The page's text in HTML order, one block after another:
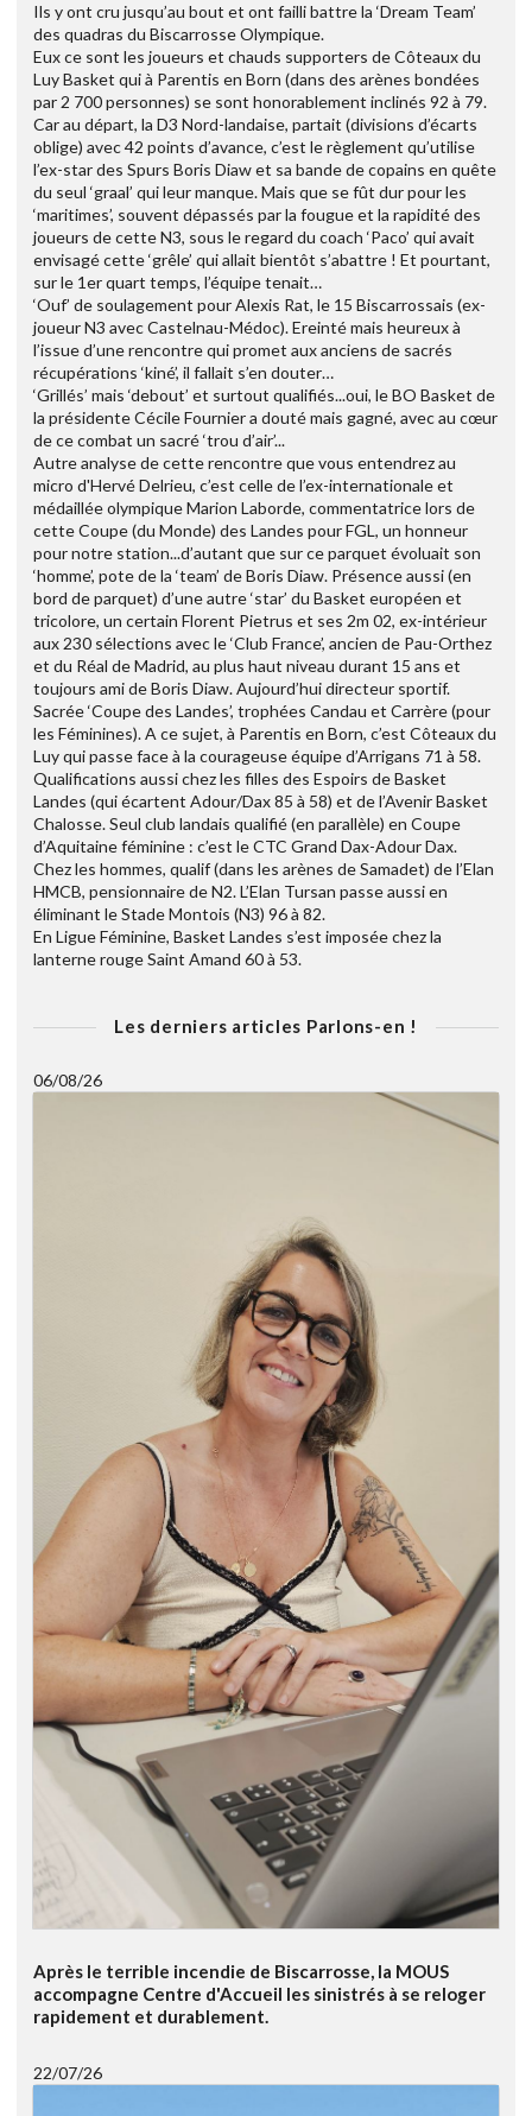
Ils y ont cru jusqu’au bout et ont failli battre la ‘Dream Team’
des quadras du Biscarrosse Olympique.
Eux ce sont les joueurs et chauds supporters de Côteaux du
Luy Basket qui à Parentis en Born (dans des arènes bondées
par 2 700 personnes) se sont honorablement inclinés 92 à 79.
Car au départ, la D3 Nord-landaise, partait (divisions d’écarts
oblige) avec 42 points d’avance, c’est le règlement qu’utilise
l’ex-star des Spurs Boris Diaw et sa bande de copains en quête
du seul ‘graal’ qui leur manque. Mais que se fût dur pour les
‘maritimes’, souvent dépassés par la fougue et la rapidité des
joueurs de cette N3, sous le regard du coach ‘Paco’ qui avait
envisagé cette ‘grêle’ qui allait bientôt s’abattre ! Et pourtant,
sur le 1er quart temps, l’équipe tenait…
‘Ouf’ de soulagement pour Alexis Rat, le 15 Biscarrossais (ex-
joueur N3 avec Castelnau-Médoc). Ereinté mais heureux à
l’issue d’une rencontre qui promet aux anciens de sacrés
récupérations ‘kiné’, il fallait s’en douter…
‘Grillés’ mais ‘debout’ et surtout qualifiés...oui, le BO Basket de
la présidente Cécile Fournier a douté mais gagné, avec au cœur
de ce combat un sacré ‘trou d’air’...
Autre analyse de cette rencontre que vous entendrez au
micro d'Hervé Delrieu, c’est celle de l’ex-internationale et
médaillée olympique Marion Laborde, commentatrice lors de
cette Coupe (du Monde) des Landes pour FGL, un honneur
pour notre station...d’autant que sur ce parquet évoluait son
‘homme’, pote de la ‘team’ de Boris Diaw. Présence aussi (en
bord de parquet) d’une autre ‘star’ du Basket européen et
tricolore, un certain Florent Pietrus et ses 2m 02, ex-intérieur
aux 230 sélections avec le ‘Club France’, ancien de Pau-Orthez
et du Réal de Madrid, au plus haut niveau durant 15 ans et
toujours ami de Boris Diaw. Aujourd’hui directeur sportif.
Sacrée ‘Coupe des Landes’, trophées Candau et Carrère (pour
les Féminines). A ce sujet, à Parentis en Born, c’est Côteaux du
Luy qui passe face à la courageuse équipe d’Arrigans 71 à 58.
Qualifications aussi chez les filles des Espoirs de Basket
Landes (qui écartent Adour/Dax 85 à 58) et de l’Avenir Basket
Chalosse. Seul club landais qualifié (en parallèle) en Coupe
d’Aquitaine féminine : c’est le CTC Grand Dax-Adour Dax.
Chez les hommes, qualif (dans les arènes de Samadet) de l’Elan
HMCB, pensionnaire de N2. L’Elan Tursan passe aussi en
éliminant le Stade Montois (N3) 96 à 82.
En Ligue Féminine, Basket Landes s’est imposée chez la
lanterne rouge Saint Amand 60 à 53.
Les derniers articles Parlons-en !
06/08/26
Après le terrible incendie de Biscarrosse, la MOUS
accompagne Centre d'Accueil les sinistrés à se reloger
rapidement et durablement.
22/07/26